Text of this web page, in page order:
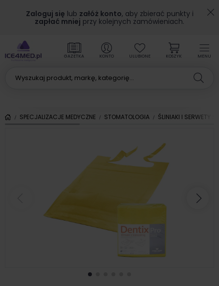
Zaloguj się lub załóż konto, aby zbierać punkty i
zapłać mniej przy kolejnych zamówieniach.
MENU
GAZETKA KONTO ULUBIONE KOSZYK
SPECJALIZACJE MEDYCZNE STOMATOLOGIA ŚLINIAKI I SERWETY
Poprzedni